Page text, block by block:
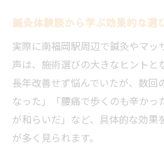
鍼灸体験談から学ぶ効果的な選
実際に南福岡駅周辺で鍼灸やマッ
声は、施術選びの大きなヒントと
長年改善せず悩んでいたが、数回
なった」「腰痛で歩くのも辛かっ
が和らいだ」など、具体的な効果
が多く見られます。